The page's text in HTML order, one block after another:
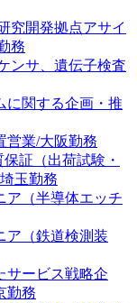
究開発拠点アサイ
務
ンサ、遺伝子検査
に関する企画・推
営業/大阪勤務
証（出荷試験・
玉勤務
ア（半導体エッチ
ア（鉄道検測装
サービス戦略企
勤務